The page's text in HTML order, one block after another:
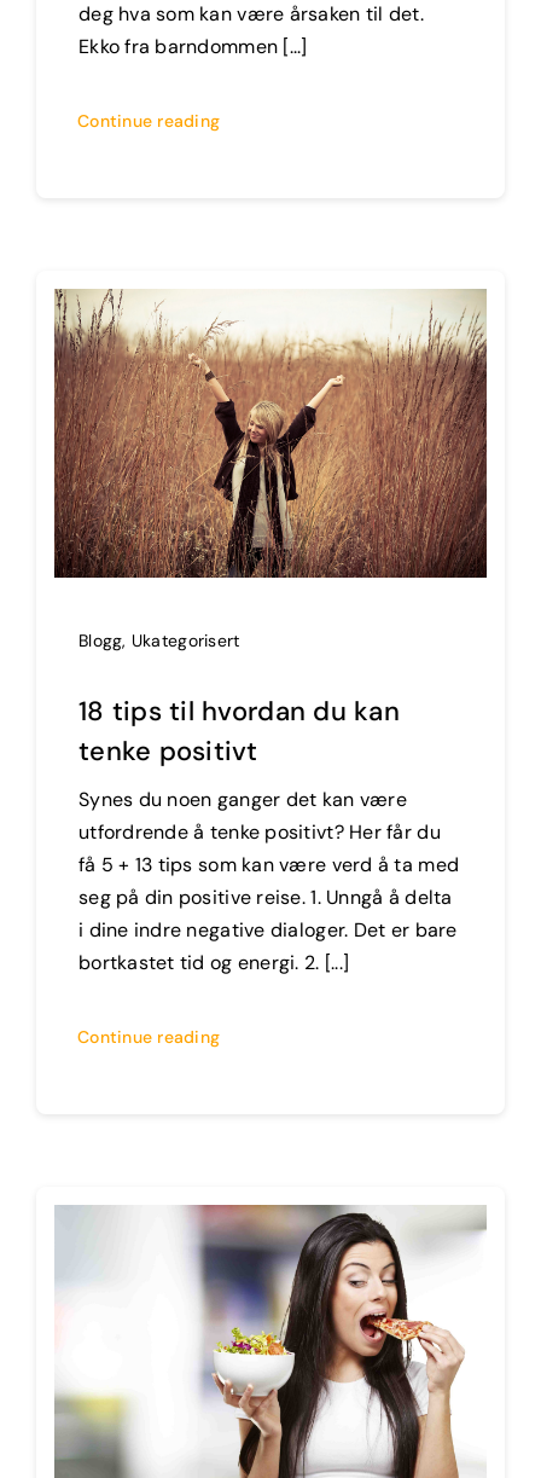
deg hva som kan være årsaken til det.
Ekko fra barndommen [...]
Continue reading
Blogg, Ukategorisert
18 tips til hvordan du kan
tenke positivt
Synes du noen ganger det kan være
utfordrende å tenke positivt? Her får du
få 5 + 13 tips som kan være verd å ta med
seg på din positive reise. 1. Unngå å delta
i dine indre negative dialoger. Det er bare
bortkastet tid og energi. 2. [...]
Continue reading